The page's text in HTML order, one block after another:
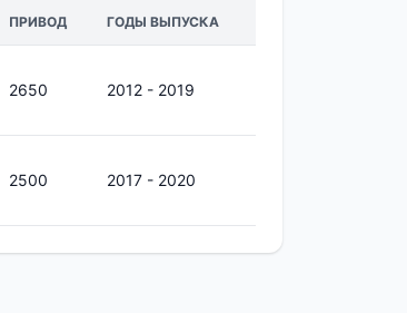
ПРИВОД ГОДЫ ВЫПУСКА
2650 2012 - 2019
2500 2017 - 2020